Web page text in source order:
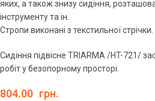
яких, а також знизу сидіння,
інструменту та ін.
Стропи виконані з текстильної стрічки.
Сидіння підвісне TRIARMA /HT-721/
робіт у безопорному просторі.
804.00 грн.